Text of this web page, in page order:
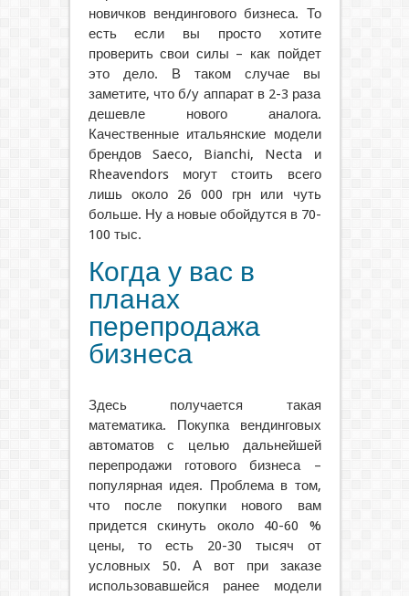
новичков вендингового бизнеса. То
есть если вы просто хотите
проверить свои силы – как пойдет
это дело. В таком случае вы
заметите, что б/у аппарат в 2-3 раза
дешевле нового аналога.
Качественные итальянские модели
брендов Saeco, Bianchi, Necta и
Rheavendors могут стоить всего
лишь около 26 000 грн или чуть
больше. Ну а новые обойдутся в 70-
100 тыс.
Когда у вас в
планах
перепродажа
бизнеса
Здесь получается такая
математика. Покупка вендинговых
автоматов с целью дальнейшей
перепродажи готового бизнеса –
популярная идея. Проблема в том,
что после покупки нового вам
придется скинуть около 40-60 %
цены, то есть 20-30 тысяч от
условных 50. А вот при заказе
использовавшейся ранее модели